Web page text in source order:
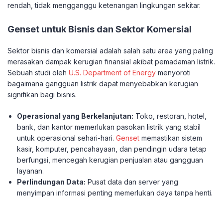
rendah, tidak mengganggu ketenangan lingkungan sekitar.
Genset untuk Bisnis dan Sektor Komersial
Sektor bisnis dan komersial adalah salah satu area yang paling
merasakan dampak kerugian finansial akibat pemadaman listrik.
Sebuah studi oleh U.S. Department of Energy menyoroti
bagaimana gangguan listrik dapat menyebabkan kerugian
signifikan bagi bisnis.
Operasional yang Berkelanjutan: Toko, restoran, hotel,
bank, dan kantor memerlukan pasokan listrik yang stabil
untuk operasional sehari-hari.Genset memastikan sistem
kasir, komputer, pencahayaan, dan pendingin udara tetap
berfungsi, mencegah kerugian penjualan atau gangguan
layanan.
Perlindungan Data: Pusat data dan server yang
menyimpan informasi penting memerlukan daya tanpa henti.